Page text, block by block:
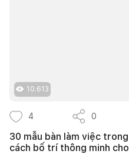
10.613
4 0
30 mẫu bàn làm việc
cách bố trí thông minh